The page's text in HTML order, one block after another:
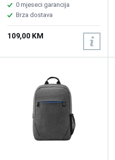
0 mjeseci garancija
Brza dostava
109,00 KM